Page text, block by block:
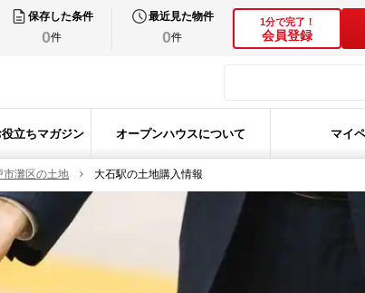
保存した条件
0件
最近見た物件
0件
1分で完了！
会員登録
立ちマガジン オープンハウスについて マイ
市灘区の土地 大石駅の土地購入情報